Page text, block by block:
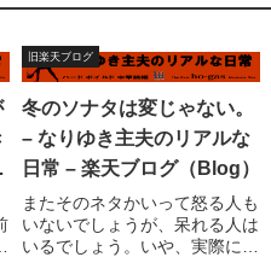
旧楽天ブログ
冬のソナタは変じゃない。
– なりゆき主夫のリアルな
日常 – 楽天ブログ（Blog）
またそのネタかいって怒る人も
いないでしょうが、呆れる人は
いるでしょう。いや、実際に書